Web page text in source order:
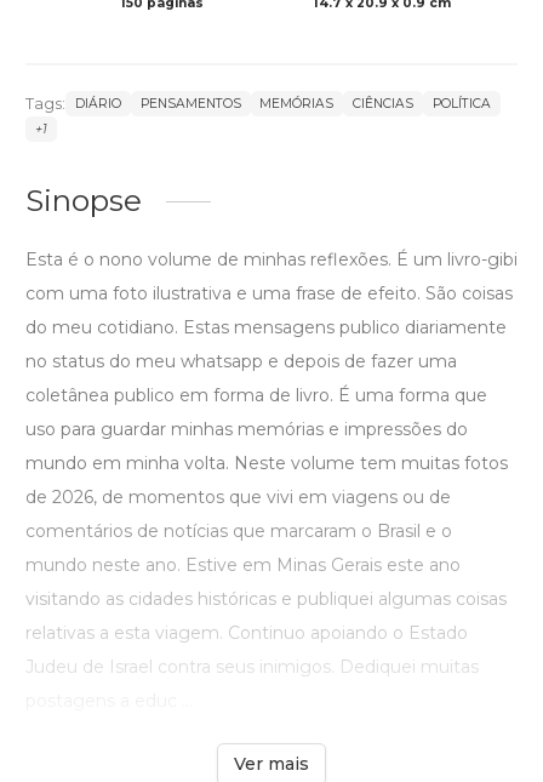
Tags: DIÁRIO PENSAMENTOS MEMÓRIAS CIÊNCIAS
POLÍTICA
+1
Sinopse
Esta é o nono volume de minhas reflexões. É um livro-gibi
com uma foto ilustrativa e uma frase de efeito. São coisas
do meu cotidiano. Estas mensagens publico diariamente
no status do meu whatsapp e depois de fazer uma
coletânea publico em forma de livro. É uma forma que
uso para guardar minhas memórias e impressões do
mundo em minha volta. Neste volume tem muitas fotos
de 2026, de momentos que vivi em viagens ou de
comentários de notícias que marcaram o Brasil e o
mundo neste ano. Estive em Minas Gerais este ano
visitando as cidades históricas e publiquei algumas coisas
relativas a esta viagem. Continuo apoiando o Estado
Judeu de Israel contra seus inimigos. Dediquei muitas
Ver mais